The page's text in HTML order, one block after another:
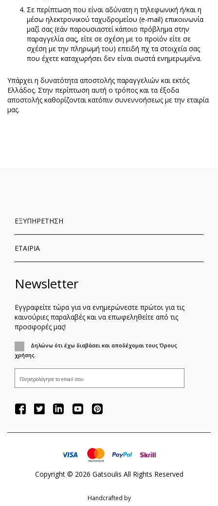
Σε περίπτωση που είναι αδύνατη η τηλεφωνική ή/και η
μέσω ηλεκτρονικού ταχυδρομείου (e-mail) επικοινωνία
μαζί σας (εάν παρουσιαστεί κάποιο πρόβλημα στην
παραγγελία σας, είτε σε σχέση με το προϊόν είτε σε
σχέση με την πληρωμή του) επειδή πχ τα στοιχεία σας
που έχετε καταχωρήσει δεν είναι σωστά ενημερωμένα.
Υπάρχει η δυνατότητα αποστολής παραγγελιών και εκτός
Ελλάδος. Στην περίπτωση αυτή ο τρόπος και τα έξοδα
αποστολής καθορίζονται κατόπιν συνεννοήσεως με την εταιρία
μας.
ΕΞΥΠΗΡΕΤΗΣΗ
ΕΤΑΙΡΙΑ
Newsletter
Εγγραφείτε τώρα για να ενημερώνεστε πρώτοι για τις
καινούριες παραλαβές και να επωφεληθείτε από τις
προσφορές μας!
Δηλώνω ότι έχω διαβάσει και αποδέχομαι τους Όρους
χρήσης.
ΕΓΓΡΑΦΗ
Copyright © 2026 Gatsoulis All Rights Reserved
Handcrafted by